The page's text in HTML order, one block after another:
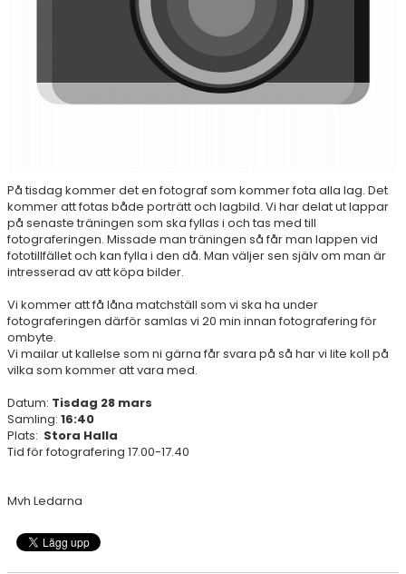
På tisdag kommer det en fotograf som kommer fota alla lag. Det
kommer att fotas både porträtt och lagbild. Vi har delat ut lappar
på senaste träningen som ska fyllas i och tas med till
fotograferingen. Missade man träningen så får man lappen vid
fototillfället och kan fylla i den då. Man väljer sen själv om man är
intresserad av att köpa bilder.
Vi kommer att få låna matchställ som vi ska ha under
fotograferingen därför samlas vi 20 min innan fotografering för
ombyte.
Vi mailar ut kallelse som ni gärna får svara på så har vi lite koll på
vilka som kommer att vara med.
Datum: Tisdag 28 mars
Samling: 16:40
Plats: Stora Halla
Tid för fotografering 17.00-17.40
Mvh Ledarna